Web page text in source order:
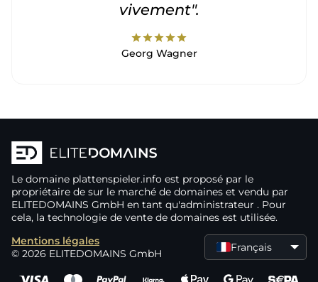
vivement".
starstarstarstarstar
Georg Wagner
Le domaine plattenspieler.info est proposé par le
propriétaire de sur le marché de domaines et vendu par
ELITEDOMAINS GmbH en tant qu'administrateur . Pour
cela, la technologie de vente de domaines est utilisée.
Mentions légales
© 2026 ELITEDOMAINS GmbH
Français